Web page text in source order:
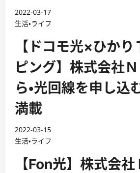
2022-03-17
生活・ライフ
【ドコモ光×ひか
ピング】株式会社
ら・光回線を申し込
満載
2022-03-15
生活・ライフ
【Fon光】株式会社